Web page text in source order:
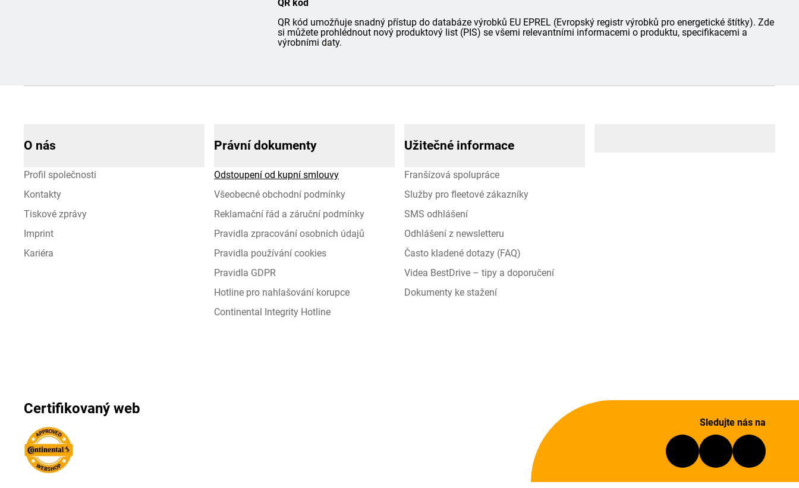
QR kód
QR kód umožňuje snadný přístup do databáze výrobků EU EPREL (Evropský registr výrobků pro energetické štítky). Zde
si můžete prohlédnout nový produktový list (PIS) se všemi relevantními informacemi o produktu, specifikacemi a
výrobními daty.
O nás
Profil společnosti
Kontakty
Tiskové zprávy
Imprint
Kariéra
Právní dokumenty
Odstoupení od kupní smlouvy
Všeobecné obchodní podmínky
Reklamační řád a záruční podmínky
Pravidla zpracování osobních údajů
Pravidla používání cookies
Pravidla GDPR
Hotline pro nahlašování korupce
Continental Integrity Hotline
Užitečné informace
Franšízová spolupráce
Služby pro fleetové zákazníky
SMS odhlášení
Odhlášení z newsletteru
Často kladené dotazy (FAQ)
Videa BestDrive – tipy a doporučení
Dokumenty ke stažení
Certifikovaný web
Sledujte nás na